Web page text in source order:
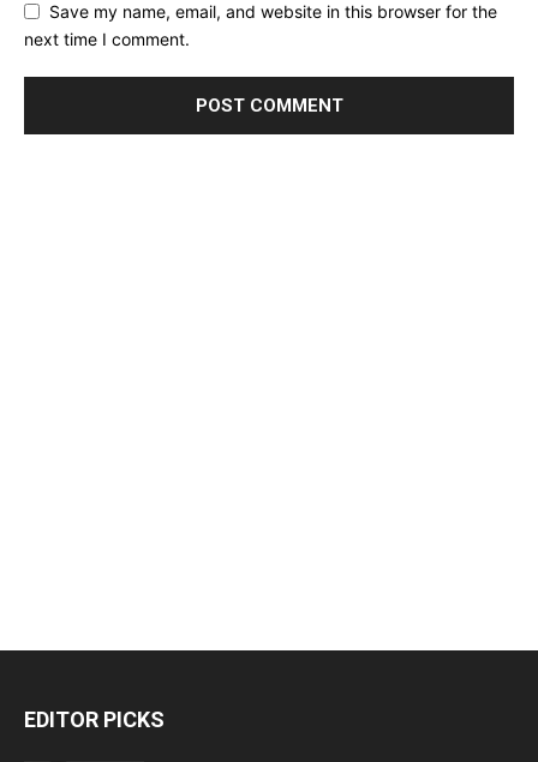
Save my name, email, and website in this browser for the
next time I comment.
EDITOR PICKS